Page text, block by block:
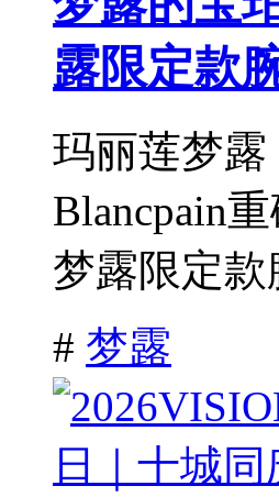
露限定款
玛丽莲梦露
Blancpain
梦露限定
# 梦露